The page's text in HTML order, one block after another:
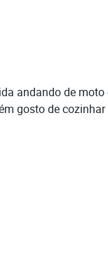
andando de moto
gosto de